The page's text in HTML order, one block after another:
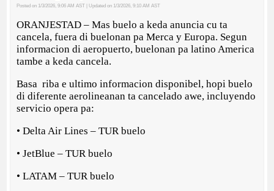
Posted on 1/3/2026, 9:06 AM AST | Updated on 1/3/2026, 9:10 AM AST
ORANJESTAD – Mas buelo a keda anuncia cu ta
cancela, fuera di buelonan pa Merca y Europa. Segun
informacion di aeropuerto, buelonan pa latino America
tambe a keda cancela.
Basa riba e ultimo informacion disponibel, hopi buelo
di diferente aerolineanan ta cancelado awe, incluyendo
servicio opera pa:
• Delta Air Lines – TUR buelo
• JetBlue – TUR buelo
• LATAM – TUR buelo